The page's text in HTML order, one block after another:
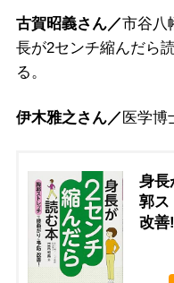
古賀昭義さん／市谷八
長が2センチ縮んだら
る。
伊木雅之さん／ 医学博
身長
郭ス
改善!